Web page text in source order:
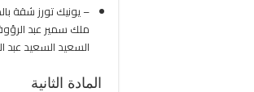
– يونيك تورز شقة
ملك سمير عبد
السعيد السعيد عبد الجواد 5794 إدارى قسم أول المنصورة
المادة الثانية